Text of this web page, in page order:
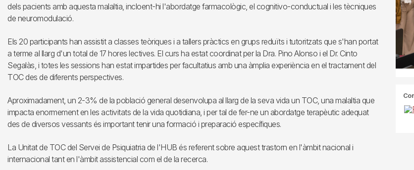
dels pacients amb aquesta malaltia, incloent-hi l'abordatge farmacològic, el cognitivo-conductual i les tècniques
de neuromodulació.
Els 20 participants han assistit a classes teòriques i a tallers pràctics en grups reduïts i tutoritzats que s'han portat
a terme al llarg d'un total de 17 hores lectives. El curs ha estat coordinat per la Dra. Pino Alonso i el Dr. Cinto
Segalàs, i totes les sessions han estat impartides per facultatius amb una àmplia experiència en el tractament del
TOC des de diferents perspectives.
Aproximadament, un 2-3% de la població general desenvolupa al llarg de la seva vida un TOC, una malaltia que
impacta enormement en les activitats de la vida quotidiana, i per tal de fer-ne un abordatge terapèutic adequat
des de diversos vessants és important tenir una formació i preparació específiques.
La Unitat de TOC del Servei de Psiquiatria de l'HUB és referent sobre aquest trastorn en l'àmbit nacional i
internacional tant en l'àmbit assistencial com el de la recerca.